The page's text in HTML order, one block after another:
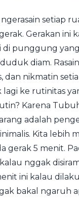
setiap
Gerakan ini
di punggung
diam. Rasain
dan nikmatin
ke rutinitas
Karena
adalah
Kita lebih
gerak 5 menit.
nggak
ini kalau
bakal ngaruh